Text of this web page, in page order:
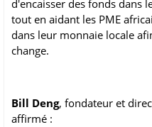
d'encaisser des fonds dans
tout en aidant les PME
dans leur monnaie locale
change.
Bill Deng, fondateur et
affirmé :